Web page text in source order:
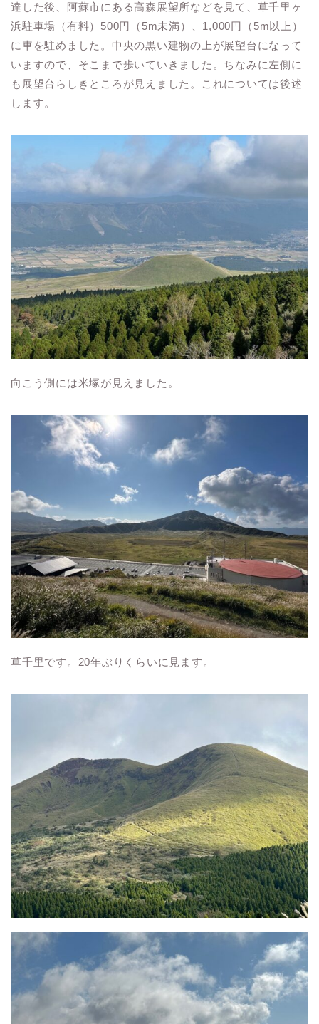
達した後、阿蘇市にある高森展望所などを見て、草千里ヶ
浜駐車場（有料）500円（5m未満）、1,000円（5m以上）
に車を駐めました。中央の黒い建物の上が展望台になって
いますので、そこまで歩いていきました。ちなみに左側に
も展望台らしきところが見えました。これについては後述
します。
向こう側には米塚が見えました。
草千里です。20年ぶりくらいに見ます。